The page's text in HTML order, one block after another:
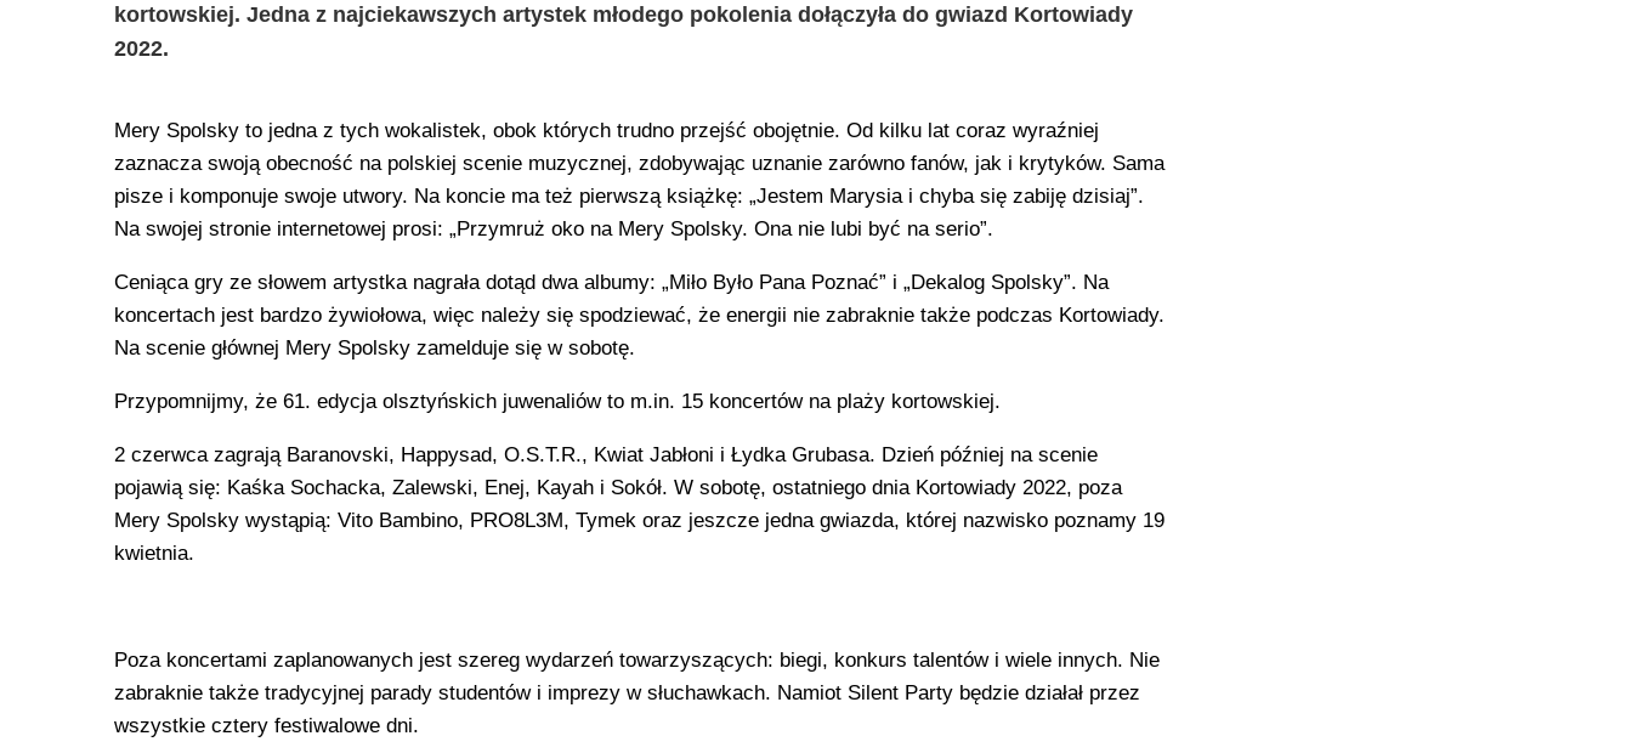
kortowskiej. Jedna z najciekawszych artystek młodego pokolenia dołączyła do gwiazd Kortowiady
2022.
Mery Spolsky to jedna z tych wokalistek, obok których trudno przejść obojętnie. Od kilku lat coraz wyraźniej
zaznacza swoją obecność na polskiej scenie muzycznej, zdobywając uznanie zarówno fanów, jak i krytyków. Sama
pisze i komponuje swoje utwory. Na koncie ma też pierwszą książkę: „Jestem Marysia i chyba się zabiję dzisiaj”.
Na swojej stronie internetowej prosi: „Przymruż oko na Mery Spolsky. Ona nie lubi być na serio”.
Ceniąca gry ze słowem artystka nagrała dotąd dwa albumy: „Miło Było Pana Poznać” i „Dekalog Spolsky”. Na
koncertach jest bardzo żywiołowa, więc należy się spodziewać, że energii nie zabraknie także podczas Kortowiady.
Na scenie głównej Mery Spolsky zamelduje się w sobotę.
Przypomnijmy, że 61. edycja olsztyńskich juwenaliów to m.in. 15 koncertów na plaży kortowskiej.
2 czerwca zagrają Baranovski, Happysad, O.S.T.R., Kwiat Jabłoni i Łydka Grubasa. Dzień później na scenie
pojawią się: Kaśka Sochacka, Zalewski, Enej, Kayah i Sokół. W sobotę, ostatniego dnia Kortowiady 2022, poza
Mery Spolsky wystąpią: Vito Bambino, PRO8L3M, Tymek oraz jeszcze jedna gwiazda, której nazwisko poznamy 19
kwietnia.
Poza koncertami zaplanowanych jest szereg wydarzeń towarzyszących: biegi, konkurs talentów i wiele innych. Nie
zabraknie także tradycyjnej parady studentów i imprezy w słuchawkach. Namiot Silent Party będzie działał przez
wszystkie cztery festiwalowe dni.